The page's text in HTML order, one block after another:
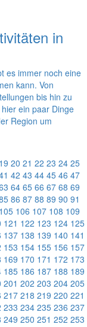
in
es immer noch eine
kann. Von
bis hin zu
ein paar Dinge
Region um
19 20 21 22 23 24 25
42 43 44 45 46 47
64 65 66 67 68 69
86 87 88 89 90 91
105 106 107 108 109
121 122 123 124 125
137 138 139 140 141
153 154 155 156 157
169 170 171 172 173
185 186 187 188 189
201 202 203 204 205
217 218 219 220 221
233 234 235 236 237
249 250 251 252 253